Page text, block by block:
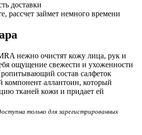
доставки
рассчет займет немного времени
нежно очистят кожу лица, рук и
ощущение свежести и ухоженности
состав салфеток
компонент аллантоин, который
тканей кожи и придает ей
только для зарегистрированных